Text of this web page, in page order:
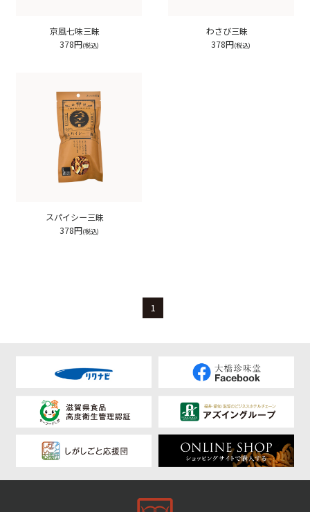
京風七味三昧
378円(税込)
わさび三昧
378円(税込)
スパイシー三昧
378円(税込)
1